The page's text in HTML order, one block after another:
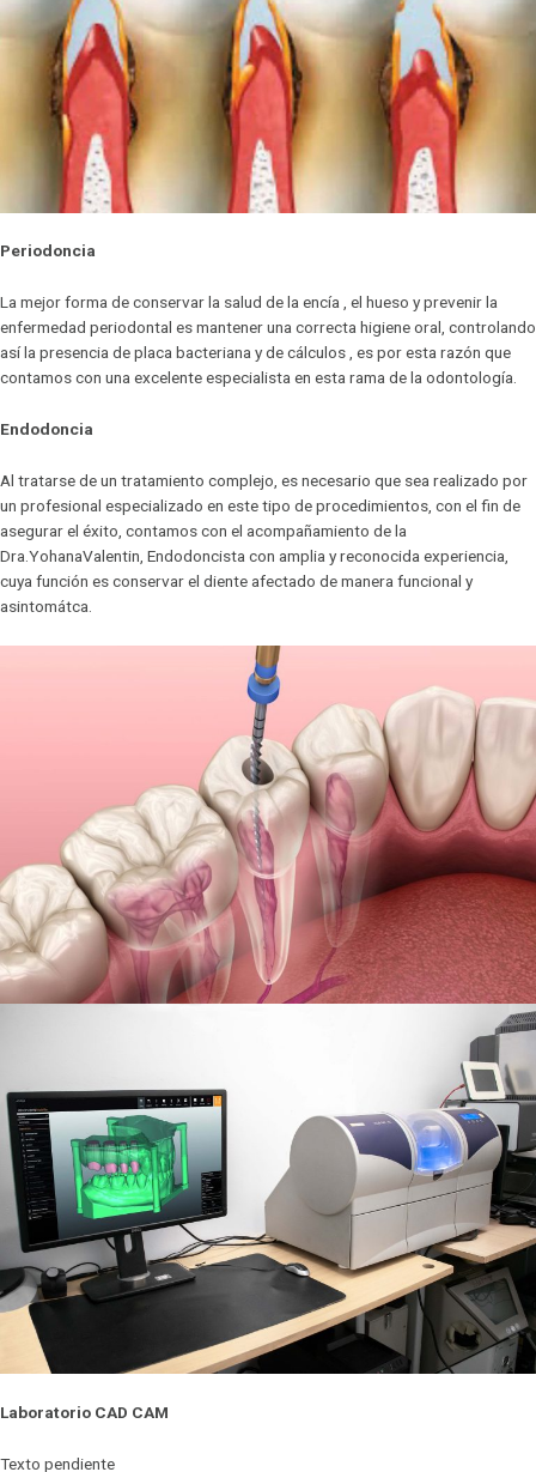
Periodoncia
La mejor forma de conservar la salud de la encía , el hueso y prevenir la
enfermedad periodontal es mantener una correcta higiene oral, controlando
así la presencia de placa bacteriana y de cálculos , es por esta razón que
contamos con una excelente especialista en esta rama de la odontología.
Endodoncia
Al tratarse de un tratamiento complejo, es necesario que sea realizado por
un profesional especializado en este tipo de procedimientos, con el fin de
asegurar el éxito, contamos con el acompañamiento de la
Dra.YohanaValentin, Endodoncista con amplia y reconocida experiencia,
cuya función es conservar el diente afectado de manera funcional y
asintomátca.
Laboratorio CAD CAM
Texto pendiente